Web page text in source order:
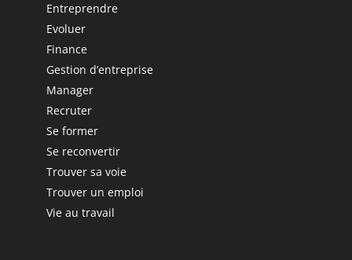
Entreprendre
Evoluer
Finance
Gestion d’entreprise
Manager
Recruter
Se former
Se reconvertir
Trouver sa voie
Trouver un emploi
Vie au travail